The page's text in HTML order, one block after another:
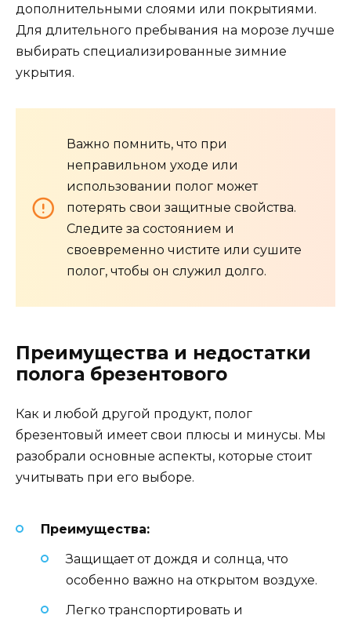
дополнительными слоями или покрытиями.
Для длительного пребывания на морозе лучше
выбирать специализированные зимние
укрытия.
Важно помнить, что при
неправильном уходе или
использовании полог может
потерять свои защитные свойства.
Следите за состоянием и
своевременно чистите или сушите
полог, чтобы он служил долго.
Преимущества и недостатки
полога брезентового
Как и любой другой продукт, полог
брезентовый имеет свои плюсы и минусы. Мы
разобрали основные аспекты, которые стоит
учитывать при его выборе.
Преимущества:
Защищает от дождя и солнца, что
особенно важно на открытом воздухе.
Легко транспортировать и